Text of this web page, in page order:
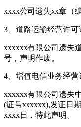
xxxx公司遗失xx章（
3、道路运输经营许可
xxxxxx有限公司遗失
号，声明作废。
4、增值电信业务经营
xxxxxx有限公司遗失
(证号xxxxxx),发证日
xxxx日，特此声明。